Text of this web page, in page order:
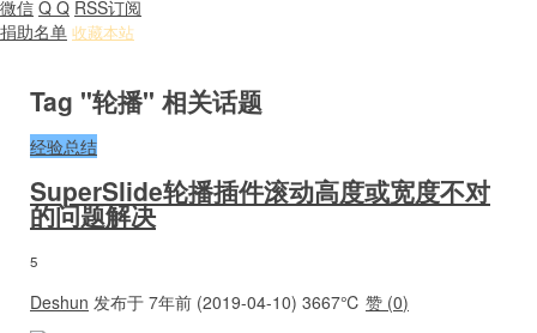
微信 Q Q RSS订阅
捐助名单 收藏本站
Tag "轮播" 相关话题
经验总结
SuperSlide轮播插件滚动高度或宽度不对
的问题解决
5
Deshun 发布于 7年前 (2019-04-10) 3667℃ 赞 (0)